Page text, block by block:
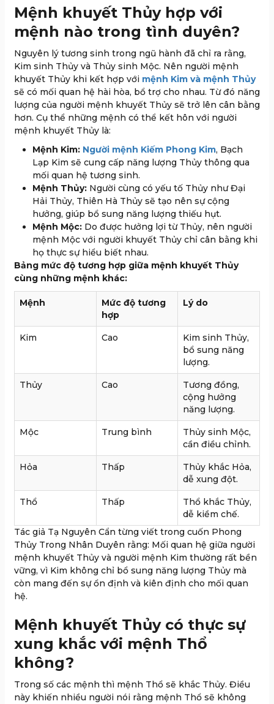
Mệnh khuyết Thủy hợp với
mệnh nào trong tình duyên?
Nguyên lý tương sinh trong ngũ hành đã chỉ ra rằng,
Kim sinh Thủy và Thủy sinh Mộc. Nên người mệnh
khuyết Thủy khi kết hợp với mệnh Kim và mệnh Thủy
sẽ có mối quan hệ hài hòa, bổ trợ cho nhau. Từ đó năng
lượng của người mệnh khuyết Thủy sẽ trở lên cân bằng
hơn. Cụ thể những mệnh có thể kết hôn với người
mệnh khuyết Thủy là:
Mệnh Kim: Người mệnh Kiếm Phong Kim, Bạch
Lạp Kim sẽ cung cấp năng lượng Thủy thông qua
mối quan hệ tương sinh.
Mệnh Thủy: Người cùng có yếu tố Thủy như Đại
Hải Thủy, Thiên Hà Thủy sẽ tạo nên sự cộng
hưởng, giúp bổ sung năng lượng thiếu hụt.
Mệnh Mộc: Do được hưởng lợi từ Thủy, nên người
mệnh Mộc với người khuyết Thủy chỉ cân bằng khi
họ thực sự hiểu biết nhau.
Bảng mức độ tương hợp giữa mệnh khuyết Thủy
cùng những mệnh khác:
Mệnh
Mức độ tương
hợp
Lý do
Kim Cao
Kim sinh Thủy,
bổ sung năng
lượng.
Thủy Cao
Tương đồng,
cộng hưởng
năng lượng.
Mộc Trung bình
Thủy sinh Mộc,
cần điều chỉnh.
Hỏa Thấp
Thủy khắc Hỏa,
dễ xung đột.
Thổ Thấp
Thổ khắc Thủy,
dễ kiềm chế.
Tác giả Tạ Nguyên Cẩn từng viết trong cuốn Phong
Thủy Trong Nhân Duyên rằng: Mối quan hệ giữa người
mệnh khuyết Thủy và người mệnh Kim thường rất bền
vững, vì Kim không chỉ bổ sung năng lượng Thủy mà
còn mang đến sự ổn định và kiên định cho mối quan
hệ.
Mệnh khuyết Thủy có thực sự
xung khắc với mệnh Thổ
không?
Trong số các mệnh thì mệnh Thổ sẽ khắc Thủy. Điều
này khiến nhiều người nói rằng mệnh Thổ sẽ không